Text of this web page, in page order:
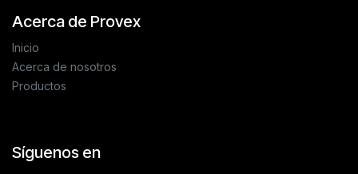
Acerca de Provex
Inicio
Acerca de nosotros
Productos
Síguenos en